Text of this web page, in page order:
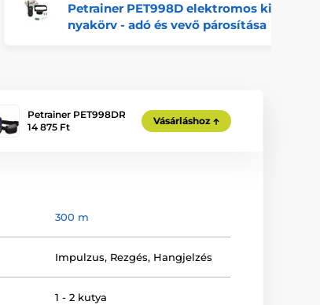
Petrainer PET998D elektromos kiképző
nyakörv - adó és vevő párosítása
Petrainer PET998DR
14 875 Ft
Vásárláshoz
300 m
Impulzus, Rezgés, Hangjelzés
1 - 2 kutya